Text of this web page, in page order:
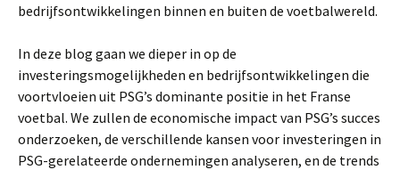
bedrijfsontwikkelingen binnen en buiten de voetbalwereld.
In deze blog gaan we dieper in op de
investeringsmogelijkheden en bedrijfsontwikkelingen die
voortvloeien uit PSG’s dominante positie in het Franse
voetbal. We zullen de economische impact van PSG’s succes
onderzoeken, de verschillende kansen voor investeringen in
PSG-gerelateerde ondernemingen analyseren, en de trends